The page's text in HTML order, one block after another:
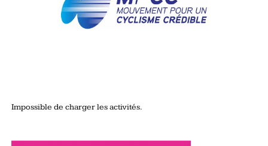
Impossible de charger les activités.